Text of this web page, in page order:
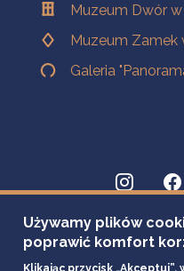
Muzeum Dwór
Muzeum Zamek
Galeria
Używamy plików
poprawić komfort
Klikając przycisk